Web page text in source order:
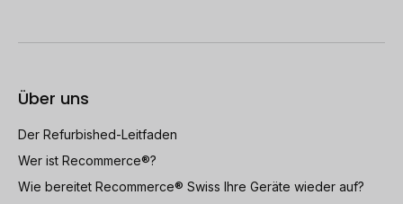
Über uns
Der Refurbished-Leitfaden
Wer ist Recommerce®?
Wie bereitet Recommerce® Swiss Ihre Geräte wieder auf?